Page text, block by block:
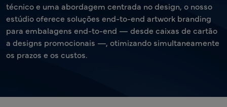
técnico e uma abordagem centrada no design, o nosso
estúdio oferece soluções end-to-end artwork branding
para embalagens end-to-end — desde caixas de cartão
a designs promocionais —, otimizando simultaneamente
os prazos e os custos.